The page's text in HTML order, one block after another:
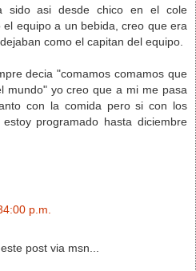
sido asi desde chico en el cole
equipo a un bebida, creo que era
como el capitan del equipo.
decia "comamos comamos que
mundo" yo creo que a mi me pasa
con la comida pero si con los
programado hasta diciembre
p.m.
post via msn...